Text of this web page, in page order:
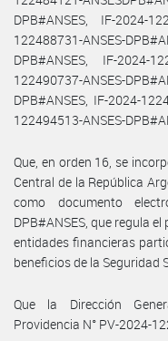
DPB#ANSES, IF-2024-
122488731-ANSES-
DPB#ANSES, IF-2024-
122490737-ANSES-
DPB#ANSES, IF-2024-
122494513-ANSES-
Que, en orden 16, se
Central de la República
como documento
DPB#ANSES, que regula
entidades financieras
beneficios de la Seguridad
Que la Dirección
Providencia N° PV-2024-